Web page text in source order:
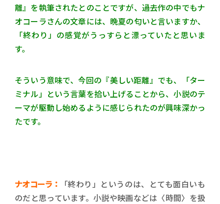
離』を執筆されたとのことですが、過去作の中でもナ
オコーラさんの文章には、晩夏の匂いと言いますか、
「終わり」の感覚がうっすらと漂っていたと思いま
す。
そういう意味で、今回の『美しい距離』でも、「ター
ミナル」という言葉を拾い上げることから、小説のテ
ーマが駆動し始めるように感じられたのが興味深かっ
たです。
ナオコーラ：
「終わり」というのは、とても面白いも
のだと思っています。小説や映画などは〈時間〉を扱